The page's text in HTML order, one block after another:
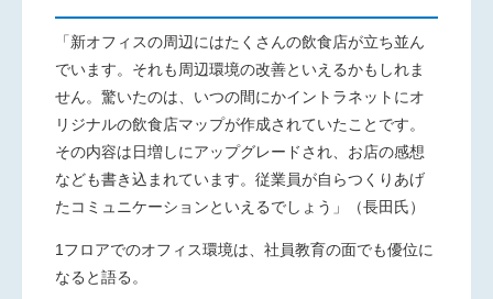
「新オフィスの周辺にはたくさんの飲食店が立ち並ん
でいます。それも周辺環境の改善といえるかもしれま
せん。驚いたのは、いつの間にかイントラネットにオ
リジナルの飲食店マップが作成されていたことです。
その内容は日増しにアップグレードされ、お店の感想
なども書き込まれています。従業員が自らつくりあげ
たコミュニケーションといえるでしょう」（長田氏）
1 フロアでのオフィス環境は、社員教育の面でも優位に
なると語る。